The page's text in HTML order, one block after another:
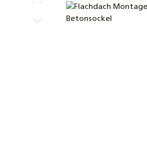
Bildergalerie überspringen